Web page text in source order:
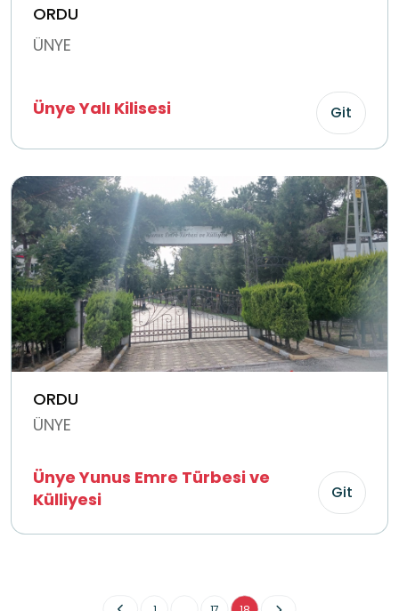
ORDU
ÜNYE
Ünye Yalı Kilisesi Git
ORDU
ÜNYE
Ünye Yunus Emre Türbesi ve
Külliyesi
Git